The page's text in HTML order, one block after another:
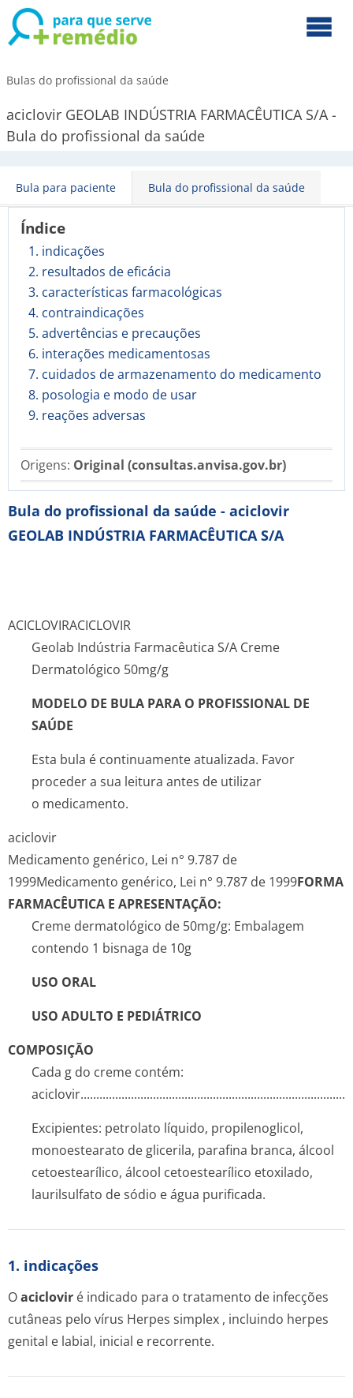
Bulas do profissional da saúde
aciclovir GEOLAB INDÚSTRIA FARMACÊUTICA S/A -
Bula do profissional da saúde
Bula para paciente Bula do profissional da saúde
Índice
1. indicações
2. resultados de eficácia
3. características farmacológicas
4. contraindicações
5. advertências e precauções
6. interações medicamentosas
7. cuidados de armazenamento do medicamento
8. posologia e modo de usar
9. reações adversas
Origens: Original (consultas.anvisa.gov.br)
Bula do profissional da saúde - aciclovir
GEOLAB INDÚSTRIA FARMACÊUTICA S/A
ACICLOVIRACICLOVIR
Geolab Indústria Farmacêutica S/A Creme
Dermatológico 50mg/g
MODELO DE BULA PARA O PROFISSIONAL DE
SAÚDE
Esta bula é continuamente atualizada. Favor
proceder a sua leitura antes de utilizar
o medicamento.
aciclovir
Medicamento genérico, Lei n° 9.787 de
1999Medicamento genérico, Lei n° 9.787 de 1999FORMA
FARMACÊUTICA E APRESENTAÇÃO:
Creme dermatológico de 50mg/g: Embalagem
contendo 1 bisnaga de 10g
USO ORAL
USO ADULTO E PEDIÁTRICO
COMPOSIÇÃO
Cada g do creme contém:
Excipientes: petrolato líquido, propilenoglicol,
monoestearato de glicerila, parafina branca, álcool
cetoestearílico, álcool cetoestearílico etoxilado,
laurilsulfato de sódio e água purificada.
1. indicações
Oaciclovir é indicado para o tratamento de infecções
cutâneas pelo vírus Herpes simplex , incluindo herpes
genital e labial, inicial e recorrente.